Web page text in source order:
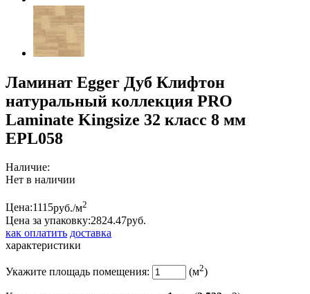
Ламинат Egger Дуб Клифтон
натуральный коллекция PRO
Laminate Kingsize 32 класс 8 мм
EPL058
Наличие:
Нет в наличии
Цена:1115руб./м2
Цена за упаковку:2824.47руб.
как оплатить доставка
характеристики
Укажите площадь помещения: (м2)